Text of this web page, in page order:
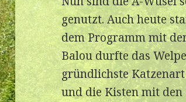
genutzt. Auch heute
dem Programm mit
Balou durfte das
gründlichste
und die Kisten mit